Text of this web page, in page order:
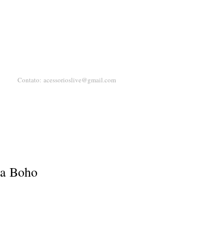
Contato: acessorioslive@gmail.com
Boho